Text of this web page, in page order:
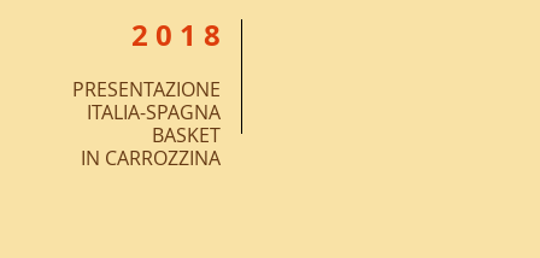
2 0 1 8
PRESENTAZIONE
ITALIA-SPAGNA
BASKET
IN CARROZZINA